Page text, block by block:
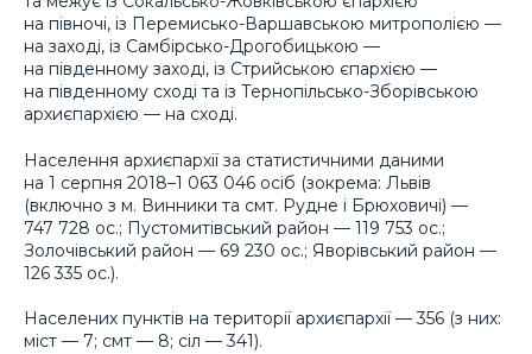
на півночі, із Перемисько-Варшавською митрополією —
на заході, із Самбірсько-Дрогобицькою —
на південному заході, із Стрийською єпархією —
на південному сході та із Тернопільсько-Зборівською
архиєпархією — на сході.
Населення архиєпархії за статистичними даними
на 1 серпня 2018–1 063 046 осіб (зокрема: Львів
(включно з м. Винники та смт. Рудне і Брюховичі) —
747 728 ос.; Пустомитівський район — 119 753 ос.;
Золочівський район — 69 230 ос.; Яворівський район —
126 335 ос.).
Населених пунктів на території архиєпархії — 356 (з них:
міст — 7; смт — 8; сіл — 341).